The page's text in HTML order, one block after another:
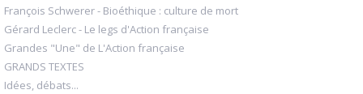
François Schwerer - Bioéthique : culture de mort
Gérard Leclerc - Le legs d'Action française
Grandes "Une" de L'Action française
GRANDS TEXTES
Idées, débats...